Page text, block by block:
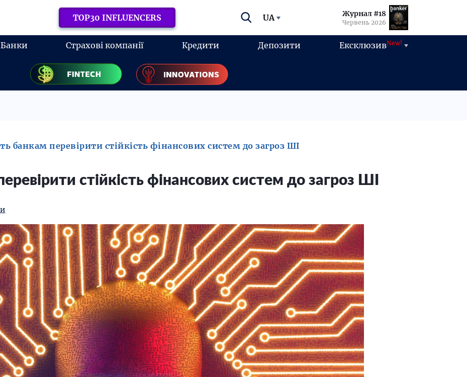
TOP30 INFLUENCERS UA Журнал #18
Червень 2026
Банки Страхові компанії Кредити Депозити ЕксклюзивNew!
банкам перевірити стійкість фінансових систем до загроз ШІ
стійкість фінансових систем до загроз ШІ